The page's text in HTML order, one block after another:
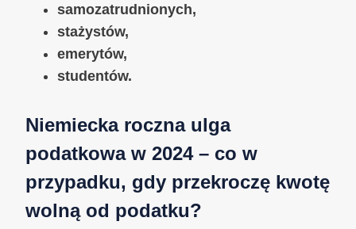
samozatrudnionych,
stażystów,
emerytów,
studentów.
Niemiecka roczna ulga
podatkowa w 2024 – co w
przypadku, gdy przekroczę kwotę
wolną od podatku?